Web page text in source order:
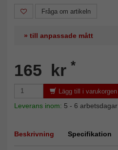
Fråga om artikeln
» till anpassade mått
165 kr *
Lägg till i varukorgen
Leverans inom: 5 - 6 arbetsdagar
Beskrivning Specifikation